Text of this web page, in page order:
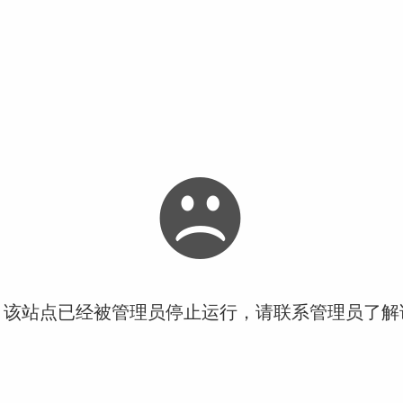
站点已经被管理员停止运行，请联系管理员了